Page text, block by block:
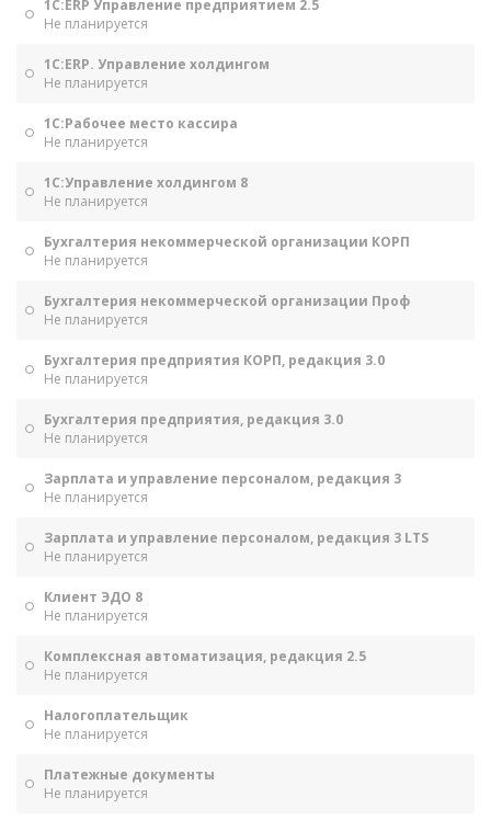
1С:ERP Управление предприятием 2.5
Не планируется
1С:ERP. Управление холдингом
Не планируется
1С:Рабочее место кассира
Не планируется
1С:Управление холдингом 8
Не планируется
Бухгалтерия некоммерческой организации КОРП
Не планируется
Бухгалтерия некоммерческой организации Проф
Не планируется
Бухгалтерия предприятия КОРП, редакция 3.0
Не планируется
Бухгалтерия предприятия, редакция 3.0
Не планируется
Зарплата и управление персоналом, редакция 3
Не планируется
Зарплата и управление персоналом, редакция 3 LTS
Не планируется
Клиент ЭДО 8
Не планируется
Комплексная автоматизация, редакция 2.5
Не планируется
Налогоплательщик
Не планируется
Платежные документы
Не планируется